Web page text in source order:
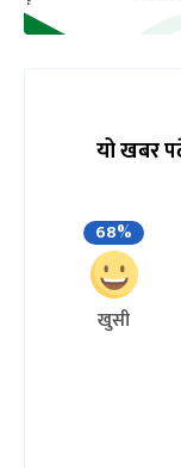
यो खबर
68%
खुसी